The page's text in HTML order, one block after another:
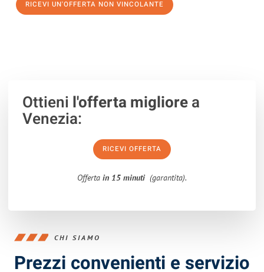
RICEVI UN'OFFERTA NON VINCOLANTE
Ottieni l'offerta migliorea
Venezia:
RICEVI OFFERTA
Offerta in 15 minuti (garantita).
CHI SIAMO
Prezzi convenienti e servizio